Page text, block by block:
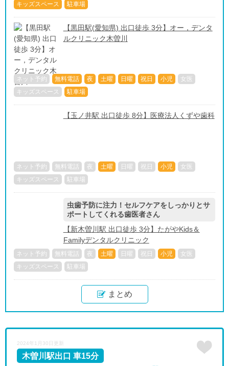
キッズスペース
駐車場
【黒田駅(愛知県) 出口徒歩 3分】オー，デンタ
ルクリニック木曽川
ネット予約 無料電話 夜 土曜 日曜 祝日 小児
女医
キッズスペース
駐車場
【玉ノ井駅 出口徒歩 8分】医療法人くずや歯科
ネット予約 無料電話 夜 土曜 日曜 祝日 小児
女医
キッズスペース
駐車場
虫歯予防に注力！セルフケアをしっかりとサ
ポートしてくれる歯医者さん
【新木曽川駅 出口徒歩 3分】たがやKids＆
Familyデンタルクリニック
ネット予約 無料電話 夜 土曜 日曜 祝日 小児
女医
キッズスペース
駐車場
まとめ
2024年1月30日更新
木曽川駅出口 車15分